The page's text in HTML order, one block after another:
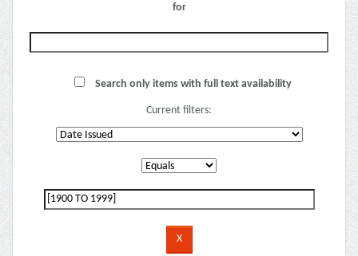
for
Search only items with full text availability
Current filters: